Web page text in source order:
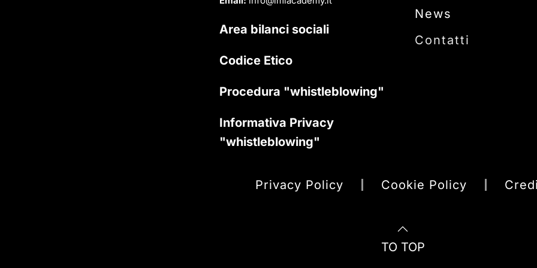
Area bilanci sociali
Codice Etico
Procedura "whistleblowing"
Informativa Privacy
"whistleblowing"
News
Contatti
Privacy Policy Cookie Policy
TO TOP